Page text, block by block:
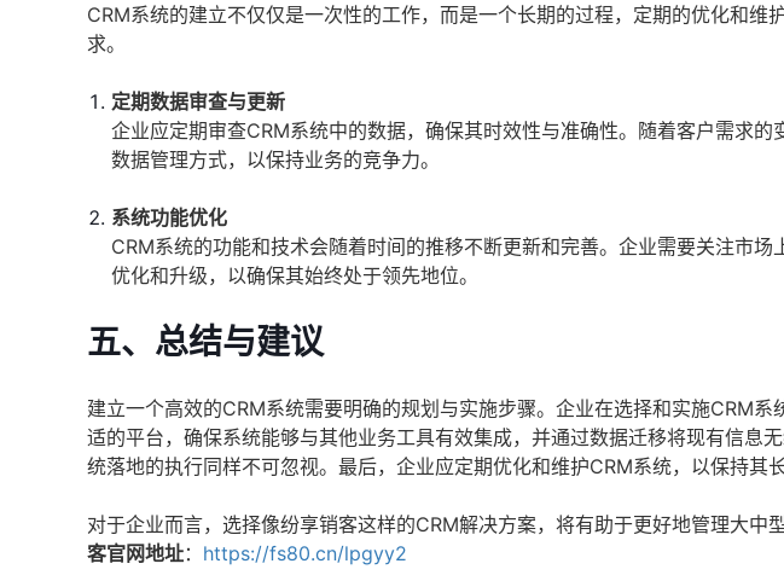
CRM系统的建立不仅仅是一次性的工作，而是一个长期的过程，定期的优化和维
求。
定期数据审查与更新
企业应定期审查CRM系统中的数据，确保其时效性与准确性。随着客户需求
数据管理方式，以保持业务的竞争力。
系统功能优化
CRM系统的功能和技术会随着时间的推移不断更新和完善。企业需要关注市
优化和升级，以确保其始终处于领先地位。
五、总结与建议
建立一个高效的CRM系统需要明确的规划与实施步骤。企业在选择和实施CRM
适的平台，确保系统能够与其他业务工具有效集成，并通过数据迁移将现有信息
统落地的执行同样不可忽视。最后，企业应定期优化和维护CRM系统，以保持其长
对于企业而言，选择像纷享销客这样的CRM解决方案，将有助于更好地管理大中
客官网地址： https://fs80.cn/lpgyy2